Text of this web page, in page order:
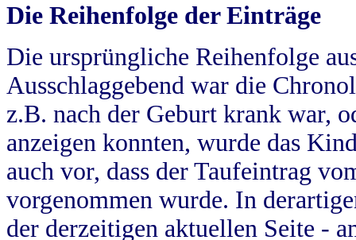
Die Reihenfolge der Einträge
Die ursprüngliche Reihenfolge
Ausschlaggebend war die
z.B. nach der Geburt krank war,
anzeigen konnten, wurde das
auch vor, dass der Taufeintrag
vorgenommen wurde. In
der derzeitigen aktuellen Seite -